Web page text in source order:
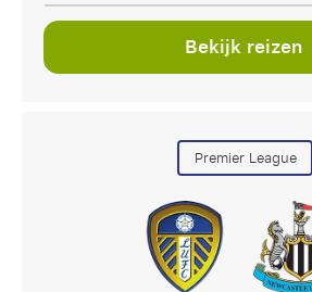
Bekijk reizen
Premier League